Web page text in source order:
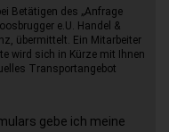
Betätigen des „Anfrage
e.U. Handel &
übermittelt. Ein Mitarbeiter
wird sich in Kürze mit Ihnen
Transportangebot
gebe ich meine